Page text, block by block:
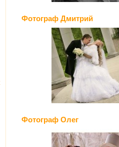
Фотограф Дмитрий
Фотограф Олег